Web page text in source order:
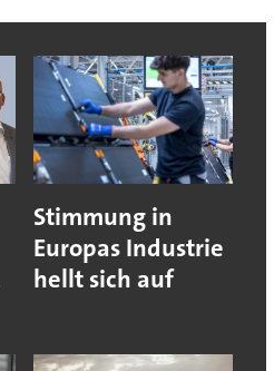
Stimmung in
Europas Industrie
hellt sich auf